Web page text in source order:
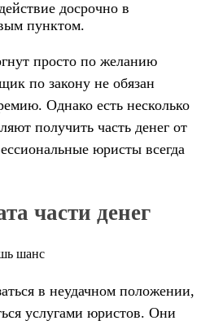
досрочно в
пунктом.
просто по желанию
по закону не обязан
Однако есть несколько
получить часть денег от
юристы всегда
части денег
шанс
в неудачном положении,
услугами юристов. Они